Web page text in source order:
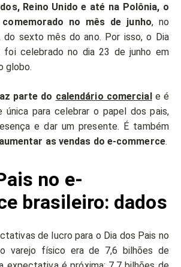
Reino Unido e até na Polônia, o
no mês de junho, no
do sexto mês do ano. Por isso, o Dia
foi celebrado no dia 23 de junho em
globo.
parte do calendário comerciale é
única para celebrar o papel dos pais,
e dar um presente. É também
aumentar as vendas do e-commerce.
no e-
brasileiro: dados
de lucro para o Dia dos Pais no
varejo físico era de 7,6 bilhões de